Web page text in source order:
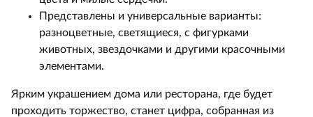
Представлены и универсальные варианты:
разноцветные, светящиеся, с фигурками
животных, звездочками и другими красочными
элементами.
Ярким украшением дома или ресторана, где будет
проходить торжество, станет цифра, собранная из